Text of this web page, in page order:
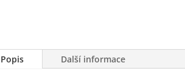
Popis Další informace